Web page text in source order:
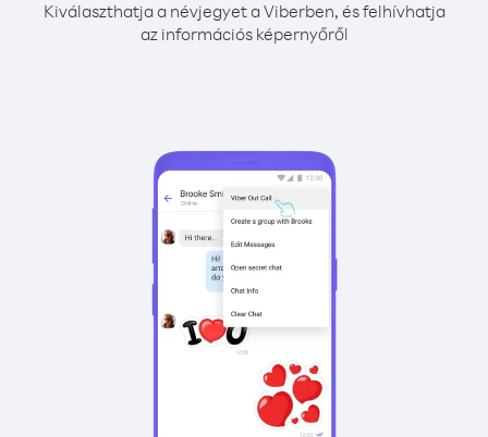
Kiválaszthatja a névjegyet a Viberben, és felhívhatja
az információs képernyőről